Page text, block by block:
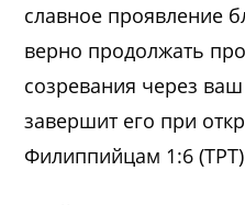
славное проявление
верно продолжать
созревания через
завершит его при
Филиппийцам 1:6 (ТРТ)